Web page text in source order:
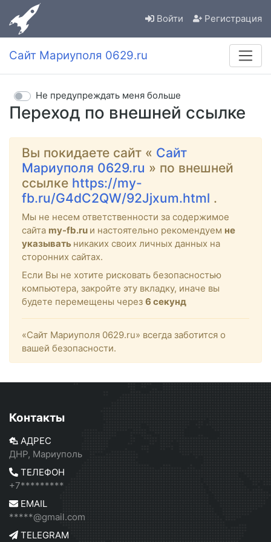
Войти Регистрация
Сайт Мариуполя 0629.ru
Переход по внешней ссылке
Не предупреждать меня больше
Вы покидаете сайт « Сайт
Мариуполя 0629.ru » по внешней
ссылке https://my-
fb.ru/G4dC2QW/92Jjxum.html .
Мы не несем ответственности за содержимое
сайта my-fb.ru и настоятельно рекомендуем не
указывать никаких своих личных данных на
сторонних сайтах.
Если Вы не хотите рисковать безопасностью
компьютера, закройте эту вкладку, иначе вы
будете перемещены через 6 секунд
«Сайт Мариуполя 0629.ru» всегда заботится о
вашей безопасности.
Контакты
АДРЕС
ДНР, Мариуполь
ТЕЛЕФОН
+7*********
EMAIL
*****@gmail.com
TELEGRAM